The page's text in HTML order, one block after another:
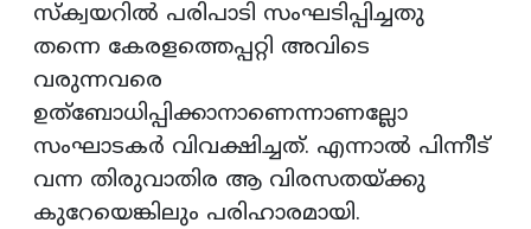
സ്‌ക്വയറിൽ പരിപാടി സംഘടിപ്പിച്ചതു
തന്നെ കേരളത്തെപ്പറ്റി അവിടെ
വരുന്നവരെ
ഉത്ബോധിപ്പിക്കാനാണെന്നാണല്ലോ
സംഘാടകർ വിവക്ഷിച്ചത്‌. എന്നാൽ പിന്നീട്
വന്ന തിരുവാതിര ആ വിരസതയ്ക്കു
കുറേയെങ്കിലും പരിഹാരമായി.